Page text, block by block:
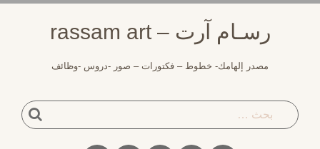
رسـام آرت – rassam art
مصدر إلهامك- خطوط – فكتورات – صور -دروس -وظائف